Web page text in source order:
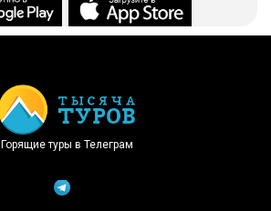
Горящие туры в Телеграм